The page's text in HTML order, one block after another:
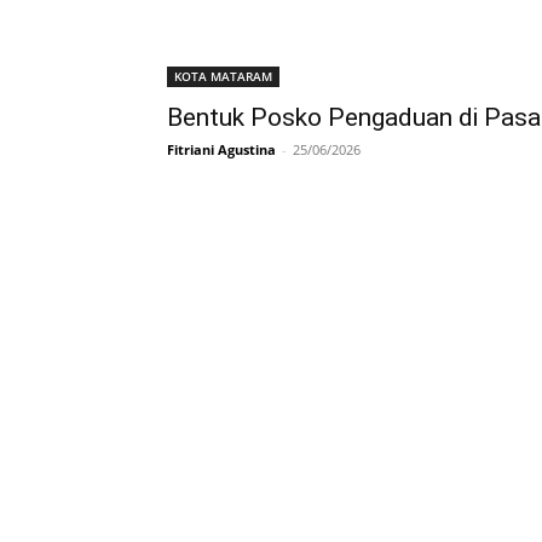
KOTA MATARAM
Bentuk Posko Pengaduan di
Fitriani Agustina - 25/06/2026